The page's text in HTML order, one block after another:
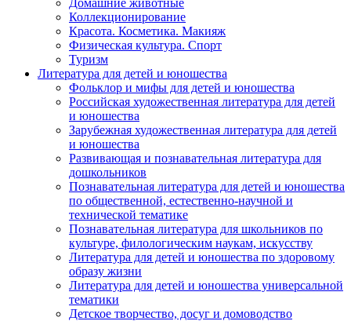
Коллекционирование
Красота. Косметика. Макияж
Физическая культура. Спорт
Туризм
Литература для детей и юношества
Фольклор и мифы для детей и юношества
Российская художественная литература для детей
и юношества
Зарубежная художественная литература для детей
и юношества
Развивающая и познавательная литература для
дошкольников
Познавательная литература для детей и юношества
по общественной, естественно-научной и
технической тематике
Познавательная литература для школьников по
культуре, филологическим наукам, искусству
Литература для детей и юношества по здоровому
образу жизни
Литература для детей и юношества универсальной
тематики
Детское творчество, досуг и домоводство